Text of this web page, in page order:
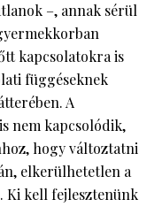
–, annak sérül
kapcsolatokra is
függéseknek
A
nem kapcsolódik,
hogy változtatni
elkerülhetetlen a
Ki kell fejlesztenünk